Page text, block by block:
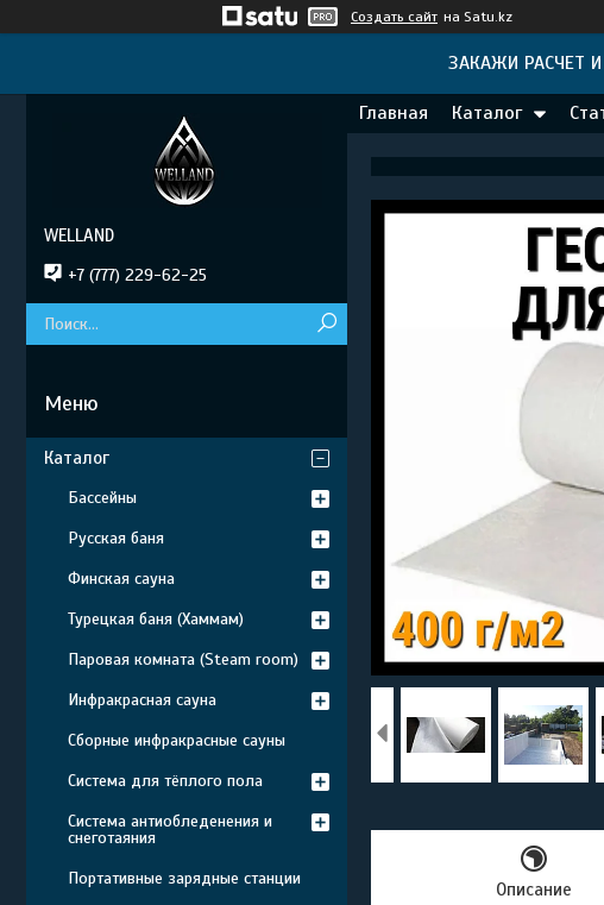
Создать сайт на Satu.kz
ЗАКАЖИ РАСЧЕТ
Главная Каталог
Описание
WELLAND
+7 (777) 229-62-25
Каталог
Бассейны
Русская баня
Финская сауна
Турецкая баня (Хаммам)
Паровая комната (Steam room)
Инфракрасная сауна
Сборные инфракрасные сауны
Система для тёплого пола
Система антиобледенения и
снеготаяния
Портативные зарядные станции